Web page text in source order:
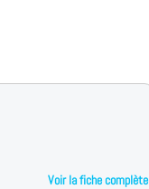
Voir la fiche complète